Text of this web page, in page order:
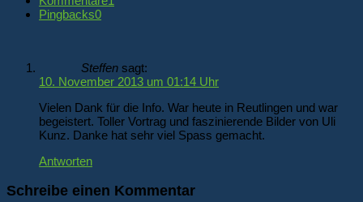
Pingbacks0
Steffen sagt:
10. November 2013 um 01:14 Uhr
Vielen Dank für die Info. War heute in Reutlingen und war
begeistert. Toller Vortrag und faszinierende Bilder von Uli
Kunz. Danke hat sehr viel Spass gemacht.
Antworten
Schreibe einen Kommentar